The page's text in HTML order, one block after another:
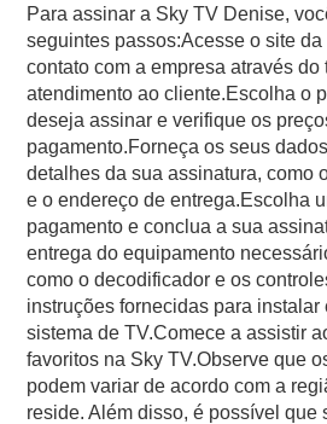
Para assinar a Sky TV Denise,
seguintes passos:Acesse o site
contato com a empresa através do
atendimento ao cliente.Escolha o
deseja assinar e verifique os
pagamento.Forneça os seus
detalhes da sua assinatura, como
e o endereço de entrega.Escolha
pagamento e conclua a sua
entrega do equipamento
como o decodificador e os
instruções fornecidas para instalar
sistema de TV.Comece a assistir
favoritos na Sky TV.Observe que
podem variar de acordo com a
reside. Além disso, é possível que